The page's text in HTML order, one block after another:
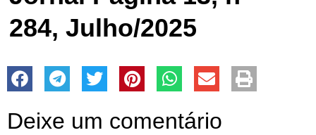
284, Julho/2025
Deixe um comentário